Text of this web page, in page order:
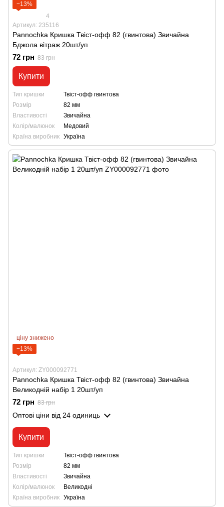
−13%
4
Артикул: 235116
Pannochka Кришка Твіст-офф 82 (гвинтова) Звичайна
Бджола вітраж 20шт/уп
72 грн 83 грн
Купити
Тип кришки
Твіст-офф гвинтова
Розмір
82 мм
Властивості
Звичайна
Колір/малюнок
Медовий
Країна виробник Україна
ціну знижено
−13%
Артикул: ZY000092771
Pannochka Кришка Твіст-офф 82 (гвинтова) Звичайна
Великодній набір 1 20шт/уп
72 грн 83 грн
Оптові ціни від 24 одиниць
Купити
Тип кришки
Твіст-офф гвинтова
Розмір
82 мм
Властивості
Звичайна
Колір/малюнок
Великодні
Країна виробник Україна